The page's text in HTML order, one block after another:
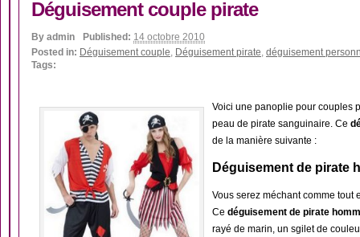
Déguisement couple pirate
By admin Published: 14 octobre 2010
Posted in: Déguisement couple, Déguisement pirate, déguisement
Tags:
Voici une panoplie pour couples
peau de pirate sanguinaire. Ce
de la manière suivante :
Déguisement de pirate
Vous serez méchant comme tout
Ce déguisement de pirate
rayé de marin, un sgilet de